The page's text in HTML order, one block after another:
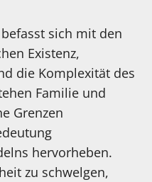
befasst sich mit den
Existenz,
die Komplexität des
Familie und
Grenzen
hervorheben.
zu schwelgen,